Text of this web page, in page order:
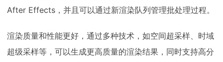
After Effects，并且可以通过新渲染队列管理批处理过程。
渲染质量和性能更好，通过多种技术，如空间超采样、时域
超级采样等，可以生成更高质量的渲染结果，同时支持高分